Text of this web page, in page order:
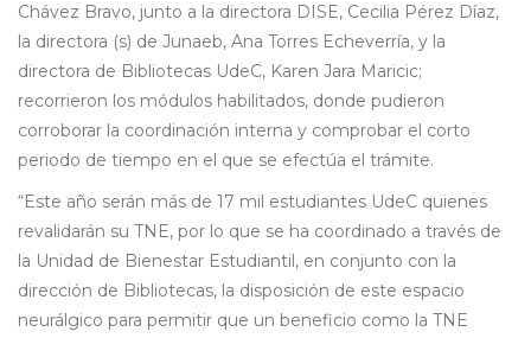
Chávez Bravo, junto a la directora DISE, Cecilia Pérez Díaz,
la directora (s) de Junaeb, Ana Torres Echeverría, y la
directora de Bibliotecas UdeC, Karen Jara Maricic;
recorrieron los módulos habilitados, donde pudieron
corroborar la coordinación interna y comprobar el corto
periodo de tiempo en el que se efectúa el trámite.
“Este año serán más de 17 mil estudiantes UdeC quienes
revalidarán su TNE, por lo que se ha coordinado a través de
la Unidad de Bienestar Estudiantil, en conjunto con la
dirección de Bibliotecas, la disposición de este espacio
neurálgico para permitir que un beneficio como la TNE